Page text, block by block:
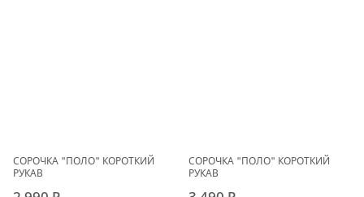
СОРОЧКА "ПОЛО" КОРОТКИЙ
РУКАВ
СОРОЧКА "ПОЛО" КОРОТКИЙ
РУКАВ